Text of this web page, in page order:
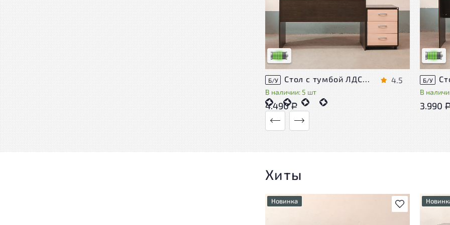
У товара присутствуют незначительные
следы эксплуатации, не влияющие на
удобство его использования
Низкая степень износа
Б/У Стол с тумбой ЛДСП Венге
В наличии: 5 шт
4.5
4.490Р
У
следы
Низкая
Б/У
В
3.990
Хиты
В избранное
Новинка